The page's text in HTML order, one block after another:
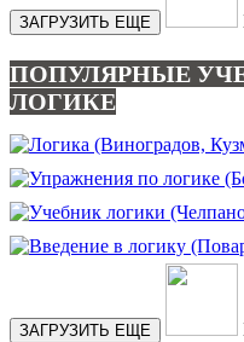
ЗАГРУЗИТЬ ЕЩЕ
ПОПУЛЯРНЫЕ
ЛОГИКЕ
ЗАГРУЗИТЬ ЕЩЕ